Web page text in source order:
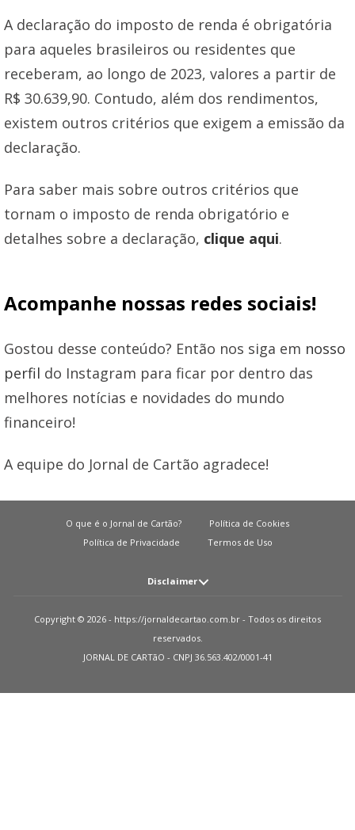
A declaração do imposto de renda é obrigatória
para aqueles brasileiros ou residentes que
receberam, ao longo de 2023, valores a partir de
R$ 30.639,90. Contudo, além dos rendimentos,
existem outros critérios que exigem a emissão da
declaração.
Para saber mais sobre outros critérios que
tornam o imposto de renda obrigatório e
detalhes sobre a declaração, clique aqui.
Acompanhe nossas redes sociais!
Gostou desse conteúdo? Então nos siga em nosso
perfil do Instagram para ficar por dentro das
melhores notícias e novidades do mundo
financeiro!
A equipe do Jornal de Cartão agradece!
O que é o Jornal de Cartão?
Política de Cookies
Política de Privacidade
Termos de Uso
Disclaimer
em dinheiro para liberação de qualquer tipo de produto financeiro, seja
cartão de crédito, financiamento ou empréstimo. Caso isto aconteça nos
avise pelo formulário imediatamente. Observações: O JORNAL DE CARTãO
ressaltar que essas informações podem divergir das informações
Copyright © 2026 - https://jornaldecartao.com.br - Todos os direitos
reservados.
JORNAL DE CARTãO - CNPJ 36.563.402/0001-41